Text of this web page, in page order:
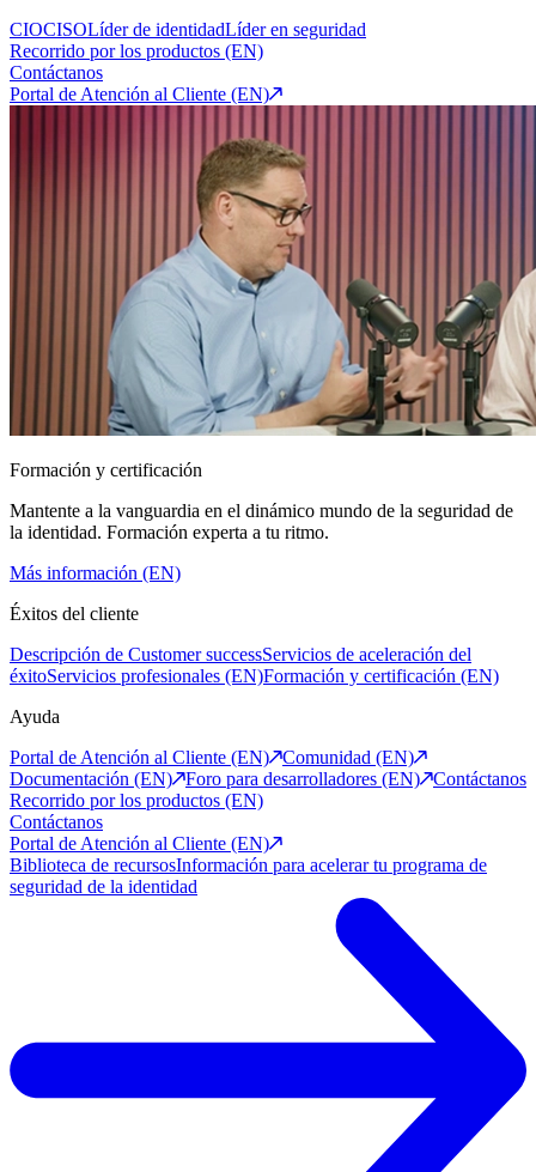
CIOCISOLíder de identidadLíder en seguridad
Recorrido por los productos (EN)
Contáctanos
Portal de Atención al Cliente (EN)
Formación y certificación
Mantente a la vanguardia en el dinámico mundo de la seguridad de
la identidad. Formación experta a tu ritmo.
Más información (EN)
Éxitos del cliente
Descripción de Customer successServicios de aceleración del
éxitoServicios profesionales (EN)Formación y certificación (EN)
Ayuda
Portal de Atención al Cliente (EN)
Comunidad (EN)
Documentación (EN)
Foro para desarrolladores (EN)
Contáctanos
Recorrido por los productos (EN)
Contáctanos
Portal de Atención al Cliente (EN)
Biblioteca de recursosInformación para acelerar tu programa de
seguridad de la identidad